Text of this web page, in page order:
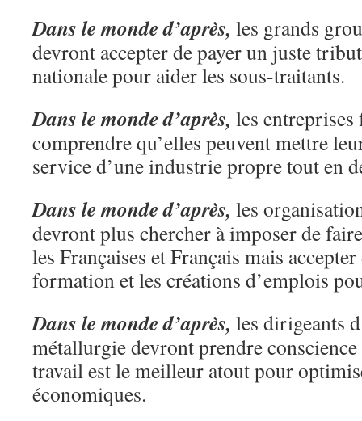
Dans le monde d’après, les grands
devront accepter de payer un juste
nationale pour aider les sous-traitants.
Dans le monde d’après, les
comprendre qu’elles peuvent mettre
service d’une industrie propre tout en
Dans le monde d’après, les
devront plus chercher à imposer de
les Françaises et Français mais
formation et les créations d’emplois
Dans le monde d’après, les dirigeants
métallurgie devront prendre
travail est le meilleur atout pour
économiques.